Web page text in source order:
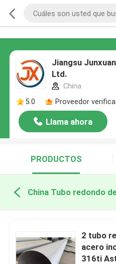
Jiangsu
Ltd.
China
5.0
Proveedor
Llama ahora
PRODUCTOS
China Tubo redondo
2 tubo
acero
316ti